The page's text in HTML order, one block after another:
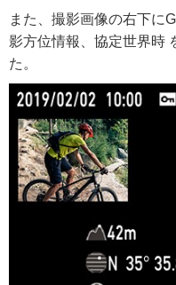
また、撮影画像の右下に
影方位情報、協定世界時
た。